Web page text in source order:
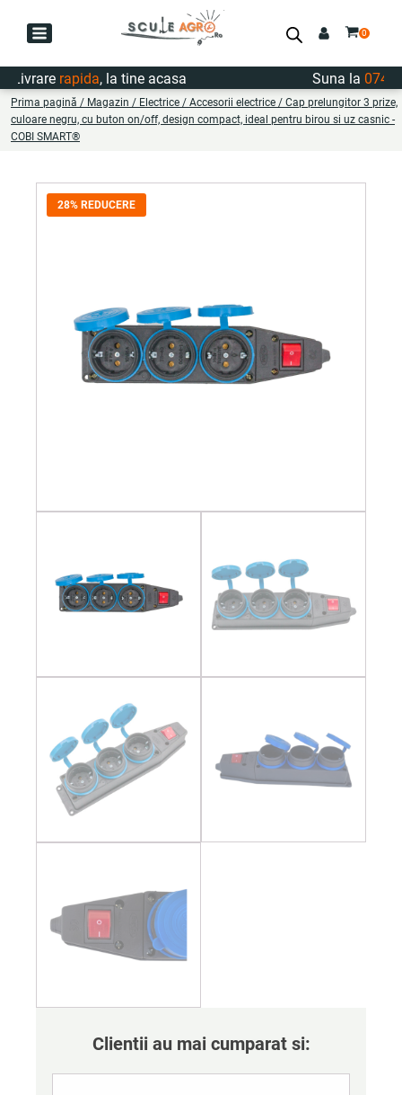
rapida, la tine acasa Suna la
Prima pagină / Magazin / Electrice / Accesorii electrice / Cap prelungitor 3 prize,
culoare negru, cu buton on/off, design compact, ideal pentru birou si uz casnic -
COBI SMART®
28% REDUCERE
Clientii au mai cumparat si: